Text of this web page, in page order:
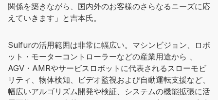
関係を築きながら、国内外のお客様のさらなるニーズに応
えていきます」と吉本氏。
Sulfurの活用範囲は非常に幅広い。マシンビジョン、ロボ
ット・モーターコントローラーなどの産業用途から 、
AGV・AMRやサービスロボットに代表されるスローモビ
リティ、物体検知、ビデオ監視および自動運転支援など、
幅広いアルゴリズム開発や検証、システムの機能拡張に活